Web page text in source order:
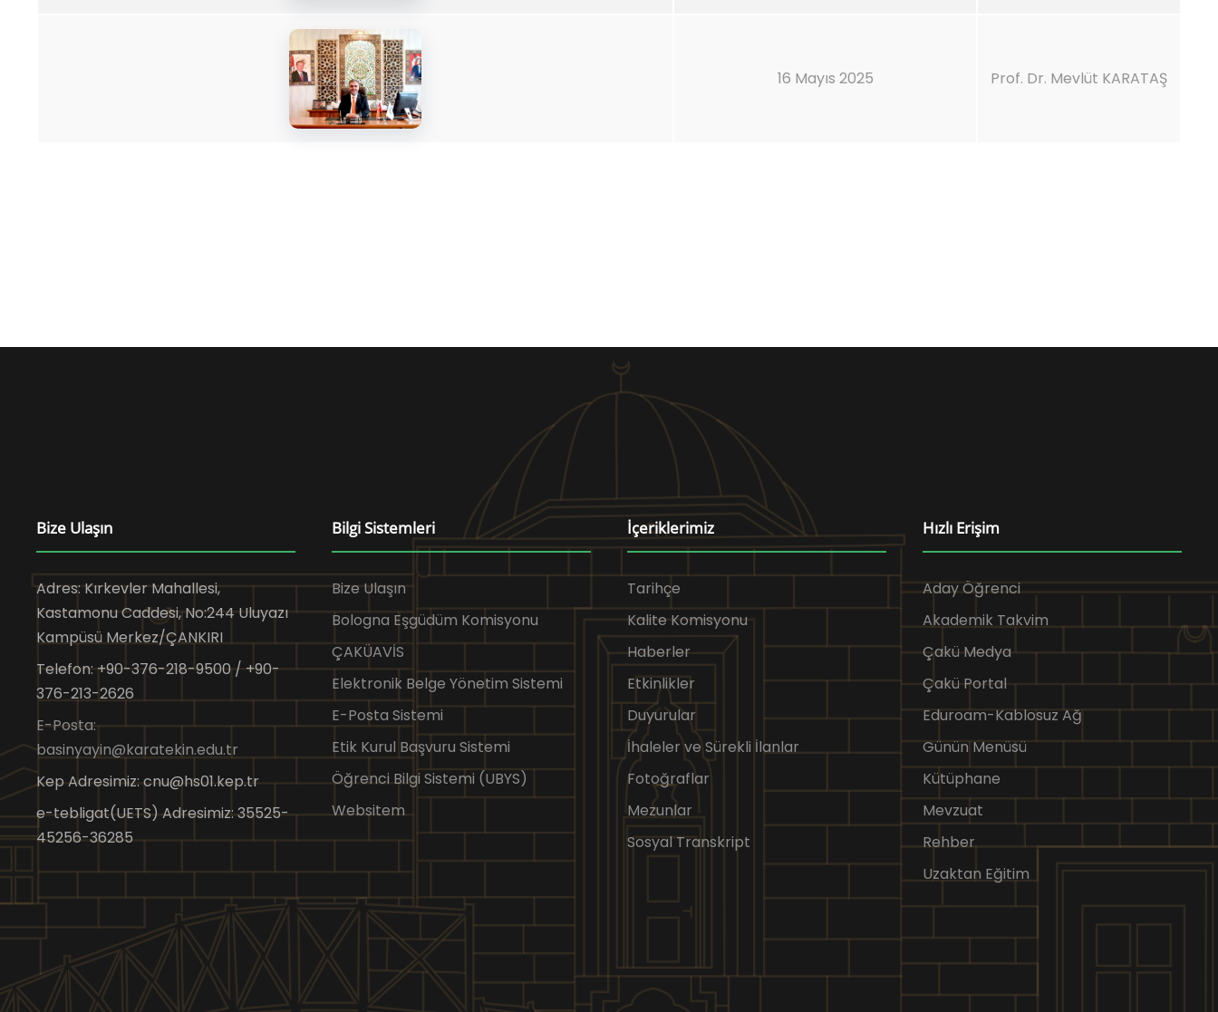
16 Mayıs 2025 Prof. Dr. Mevlüt KARATAŞ
Bize Ulaşın
Adres: Kırkevler Mahallesi,
Kastamonu Caddesi, No:244 Uluyazı
Kampüsü Merkez/ÇANKIRI
Telefon: +90-376-218-9500 / +90-
376-213-2626
E-Posta:
basinyayin@karatekin.edu.tr
Kep Adresimiz: cnu@hs01.kep.tr
e-tebligat(UETS) Adresimiz: 35525-
45256-36285
Bilgi Sistemleri
Bize Ulaşın
Bologna Eşgüdüm Komisyonu
ÇAKÜAVİS
Elektronik Belge Yönetim Sistemi
E-Posta Sistemi
Etik Kurul Başvuru Sistemi
Öğrenci Bilgi Sistemi (UBYS)
Websitem
İçeriklerimiz
Tarihçe
Kalite Komisyonu
Haberler
Etkinlikler
Duyurular
İhaleler ve Sürekli İlanlar
Fotoğraflar
Mezunlar
Sosyal Transkript
Hızlı Erişim
Aday Öğrenci
Akademik Takvim
Çakü Medya
Çakü Portal
Eduroam-Kablosuz Ağ
Günün Menüsü
Kütüphane
Mevzuat
Rehber
Uzaktan Eğitim